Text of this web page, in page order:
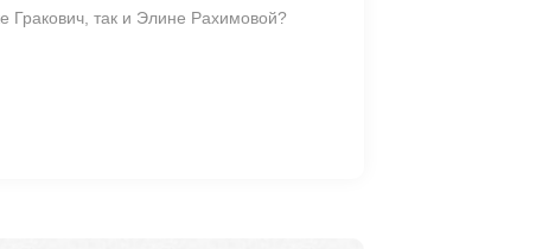
Гракович, так и Элине Рахимовой?